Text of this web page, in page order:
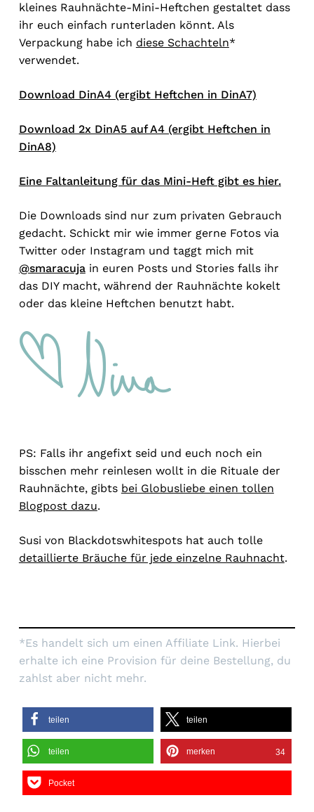
kleines Rauhnächte-Mini-Heftchen gestaltet dass
ihr euch einfach runterladen könnt. Als
Verpackung habe ich diese Schachteln*
verwendet.
Download DinA4 (ergibt Heftchen in DinA7)
Download 2x DinA5 auf A4 (ergibt Heftchen in
DinA8)
Eine Faltanleitung für das Mini-Heft gibt es hier.
Die Downloads sind nur zum privaten Gebrauch
gedacht. Schickt mir wie immer gerne Fotos via
Twitter oder Instagram und taggt mich mit
@smaracujain euren Posts und Stories falls ihr
das DIY macht, während der Rauhnächte kokelt
oder das kleine Heftchen benutzt habt.
PS: Falls ihr angefixt seid und euch noch ein
bisschen mehr reinlesen wollt in die Rituale der
Rauhnächte, gibts bei Globusliebe einen tollen
Blogpost dazu.
Susi von Blackdotswhitespots hat auch tolle
detaillierte Bräuche für jede einzelne Rauhnacht.
*Es handelt sich um einen Affiliate Link. Hierbei
erhalte ich eine Provision für deine Bestellung, du
zahlst aber nicht mehr.
teilen teilen
teilen merken 34
Pocket